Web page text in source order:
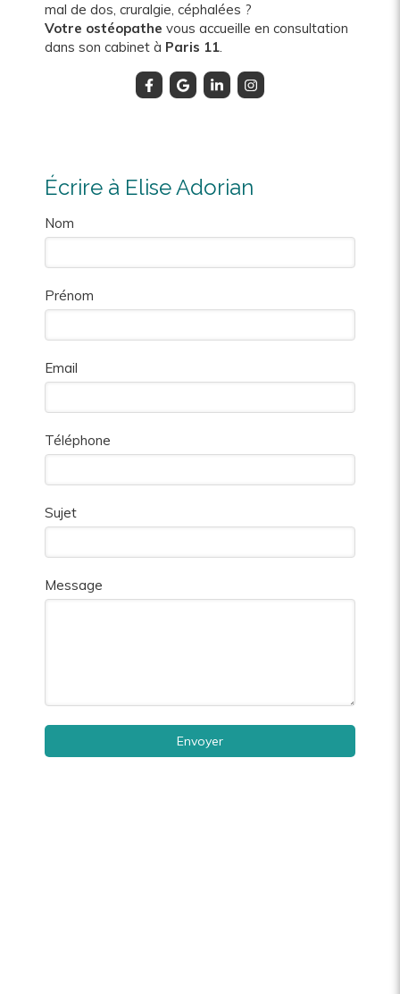
mal de dos, cruralgie, céphalées ?
Votre ostéopathe vous accueille en consultation
dans son cabinet à Paris 11.
Écrire à Elise Adorian
Nom
Prénom
Email
Téléphone
Sujet
Message
Envoyer